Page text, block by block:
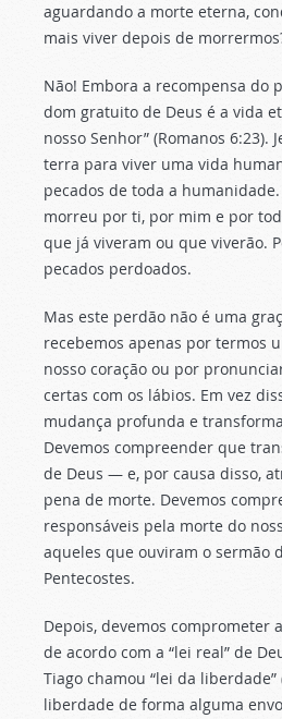
aguardando a morte eterna,
mais viver depois de
Não! Embora a recompensa do
dom gratuito de Deus é a vida
nosso Senhor” (Romanos 6:23).
terra para viver uma vida
pecados de toda a
morreu por ti, por mim e por
que já viveram ou que viverão.
pecados perdoados.
Mas este perdão não é uma
recebemos apenas por termos
nosso coração ou por
certas com os lábios. Em vez
mudança profunda e
Devemos compreender que
de Deus — e, por causa disso,
pena de morte. Devemos
responsáveis ​​pela morte do
aqueles que ouviram o sermão
Pentecostes.
Depois, devemos comprometer
de acordo com a “lei real” de
Tiago chamou “lei da liberdade”
liberdade de forma alguma